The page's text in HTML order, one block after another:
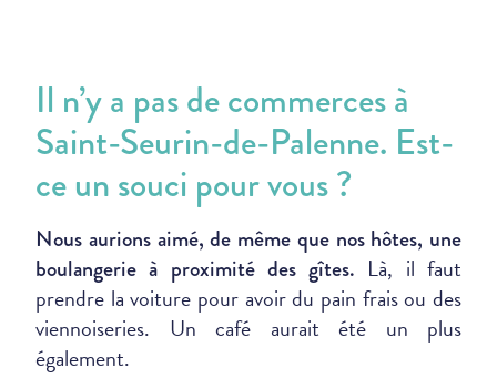
Il n’y a pas de commerces à
Saint-Seurin-de-Palenne. Est-
ce un souci pour vous ?
Nous aurions aimé, de même que nos hôtes, une
boulangerie à proximité des gîtes. Là, il faut
prendre la voiture pour avoir du pain frais ou des
viennoiseries. Un café aurait été un plus
également.